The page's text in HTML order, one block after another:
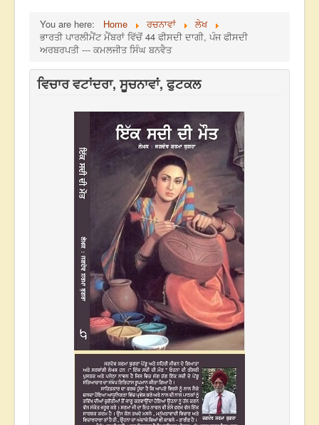
You are here: Home ਰਚਨਾਵਾਂ
ਲੇਖ
ਭਾਰਤੀ ਪਾਰਲੀਮੈਂਟ ਮੈਂਬਰਾਂ ਵਿੱਚੋਂ 44 ਫੀਸਦੀ ਦਾਗੀ, ਪੰਜ ਫੀਸਦੀ
ਅਰਬਰਪਤੀ --- ਕਮਲਜੀਤ ਸਿੰਘ ਬਨਵੈਤ
ਵਿਚਾਰ ਵਟਾਂਦਰਾ, ਸੂਚਨਾਵਾਂ, ਫੁਟਕਲ